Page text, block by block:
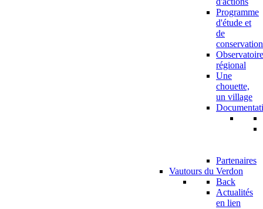
Programme
d'étude et
de
conservation
Observatoire
régional
Une
chouette,
un village
Partenaires
Vautours du Verdon
Back
Actualités
en lien